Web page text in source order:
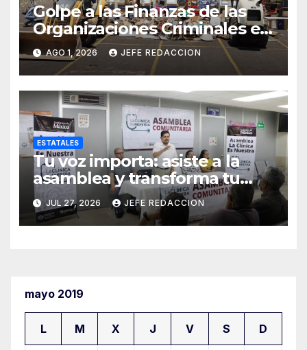
Golpe a las Finanzas de las
Organizaciones Criminales en
Operativos
Interinstitucionales
AGO 1, 2026 JEFE REDACCION
ESTATALES
Tu voz importa: asiste a la
asamblea y transforma tu
clínica del IMSS-Bienestar
JUL 27, 2026 JEFE REDACCION
mayo 2019
L M X J V S D